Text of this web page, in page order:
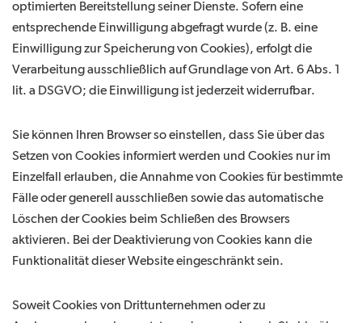
optimierten Bereitstellung seiner Dienste. Sofern eine
entsprechende Einwilligung abgefragt wurde (z. B. eine
Einwilligung zur Speicherung von Cookies), erfolgt die
Verarbeitung ausschließlich auf Grundlage von Art. 6 Abs. 1
lit. a DSGVO; die Einwilligung ist jederzeit widerrufbar.
Sie können Ihren Browser so einstellen, dass Sie über das
Setzen von Cookies informiert werden und Cookies nur im
Einzelfall erlauben, die Annahme von Cookies für bestimmte
Fälle oder generell ausschließen sowie das automatische
Löschen der Cookies beim Schließen des Browsers
aktivieren. Bei der Deaktivierung von Cookies kann die
Funktionalität dieser Website eingeschränkt sein.
Soweit Cookies von Drittunternehmen oder zu